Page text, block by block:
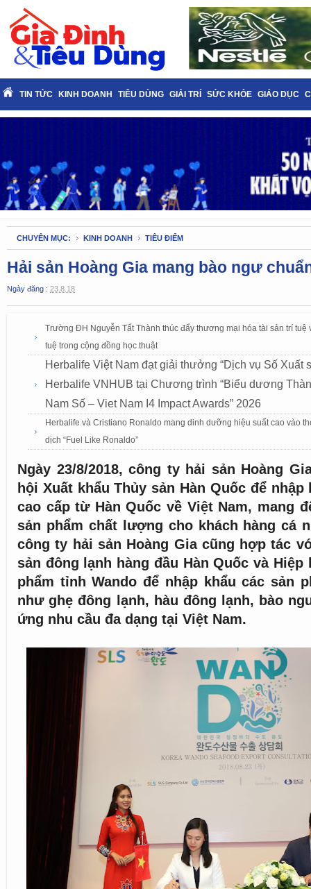
TIN TỨC KINH DOANH TIÊU DÙNG GIẢI TRÍ SỨC KHỎE GIÁO DỤC
CHUYÊN MỤC: KINH DOANH TIÊU ĐIỂM
Hải sản Hoàng Gia mang bào ngư
Ngày đăng : 23.8.18
Trường ĐH Nguyễn Tất Thành thúc đẩy thương mại hóa tài sản trí tuệ
tuệ trong cộng đồng học thuật
Herbalife Việt Nam đạt giải thưởng “Dịch vụ Số Xuất
Herbalife VNHUB tại Chương trình “Biểu dương
Nam Số – Viet Nam I4 Impact Awards” 2026
Herbalife và Cristiano Ronaldo mang dinh dưỡng hiệu suất cao vào
dịch “Fuel Like Ronaldo”
Ngày 23/8/2018, công ty hải sản Hoàng
hội Xuất khẩu Thủy sản Hàn Quốc để
cao cấp từ Hàn Quốc về Việt Nam, mang
sản phẩm chất lượng cho khách hàng cá
công ty hải sản Hoàng Gia cũng hợp tác
sản đông lạnh hàng đầu Hàn Quốc và
phẩm tỉnh Wando để nhập khẩu các sản
như ghẹ đông lạnh, hàu đông lạnh, bào
ứng nhu cầu đa dạng tại Việt Nam.